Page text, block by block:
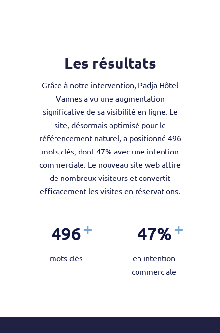
Les résultats
Grâce à notre intervention, Padja Hôtel
Vannes a vu une augmentation
significative de sa visibilité en ligne. Le
site, désormais optimisé pour le
référencement naturel, a positionné 496
mots clés, dont 47% avec une intention
commerciale. Le nouveau site web attire
de nombreux visiteurs et convertit
efficacement les visites en réservations.
496
mots clés
47%
en intention
commerciale